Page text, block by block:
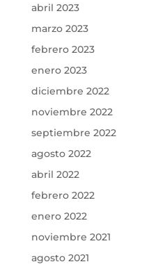
abril 2023
marzo 2023
febrero 2023
enero 2023
diciembre 2022
noviembre 2022
septiembre 2022
agosto 2022
abril 2022
febrero 2022
enero 2022
noviembre 2021
agosto 2021